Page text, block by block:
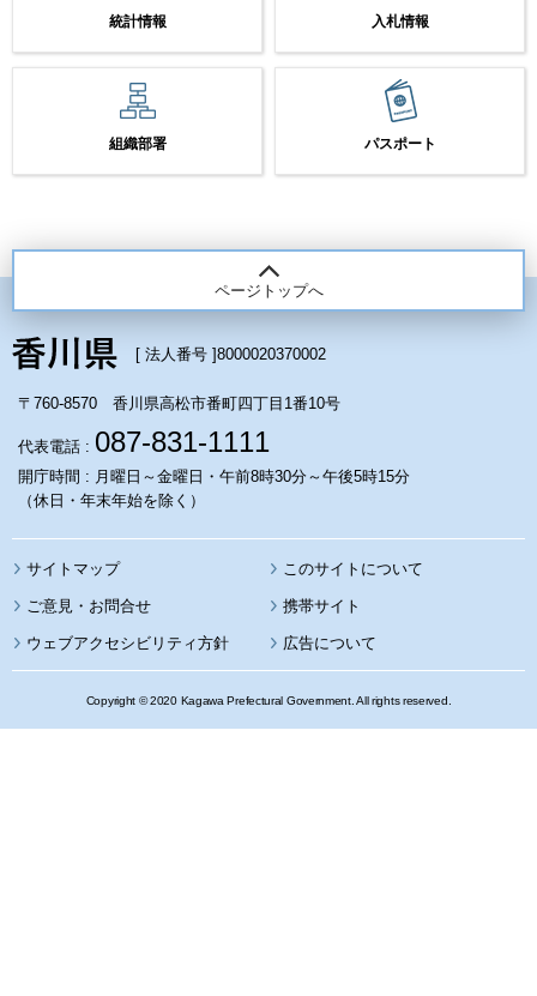
統計情報 入札情報
組織部署 パスポート
ページトップへ
[ 法人番号 ]8000020370002
〒760-8570 香川県高松市番町四丁目1番10号
代表電話 : 087-831-1111
開庁時間 : 月曜日～金曜日・午前8時30分～午後5時15分
（休日・年末年始を除く）
サイトマップ このサイトについて
携帯サイト
ウェブアクセシビリティ方針 広告について
Copyright © 2020 Kagawa Prefectural Government. All rights reserved.